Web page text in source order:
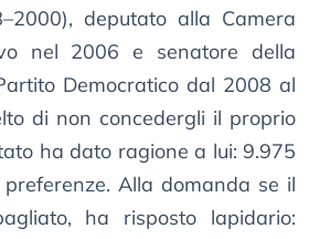
deputato alla Camera
nel 2006 e senatore della
Democratico dal 2008 al
di non concedergli il proprio
ha dato ragione a lui: 9.975
Alla domanda se il
ha risposto lapidario: